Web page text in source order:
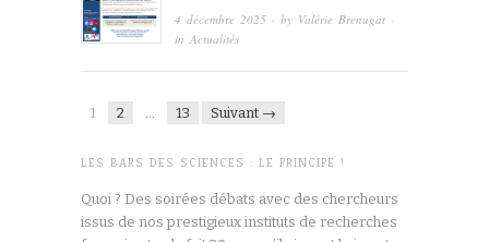
4 décembre 2025 · by Valérie Brenugat ·
inActualités
1 2 … 13 Suivant →
LES BARS DES SCIENCES : LE PRINCIPE !
Quoi ? Des soirées débats avec des chercheurs
issus de nos prestigieux instituts de recherches